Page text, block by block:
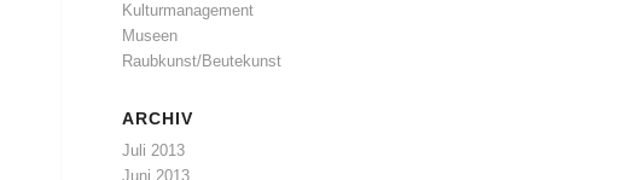
Kulturmanagement
Museen
Raubkunst/Beutekunst
ARCHIV
Juli 2013
Juni 2013